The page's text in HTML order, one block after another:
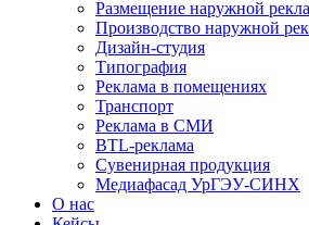
Размещение наружной
Производство наружной
Дизайн-студия
Типография
Реклама в помещениях
Транспорт
Реклама в СМИ
BTL-реклама
Сувенирная продукция
Медиафасад УрГЭУ-СИНХ
О нас